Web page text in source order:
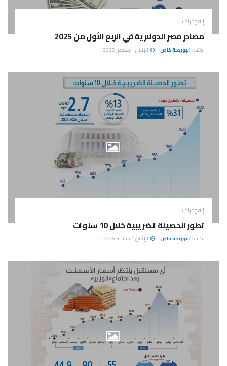
إنفوجراف
مصادر مصر الدولارية في الربع الأول من 2025
كتب : البورصة خاص الإثنين 1 سبتمبر 2025
إنفوجراف
تطور الحصيلة الضريبية خلال 10 سنوات
كتب : البورصة خاص الإثنين 1 سبتمبر 2025